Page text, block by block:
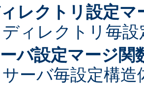
レクトリ設定
ィレクトリ毎
バ設定マージ
ーバ毎設定構